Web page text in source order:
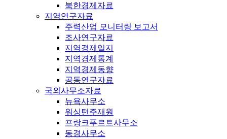
북한경제자료
지역연구자료
주력산업 모니터링 보고서
조사연구자료
지역경제일지
지역경제통계
지역경제동향
공동연구자료
국외사무소자료
뉴욕사무소
워싱턴주재원
프랑크푸르트사무소
동경사무소